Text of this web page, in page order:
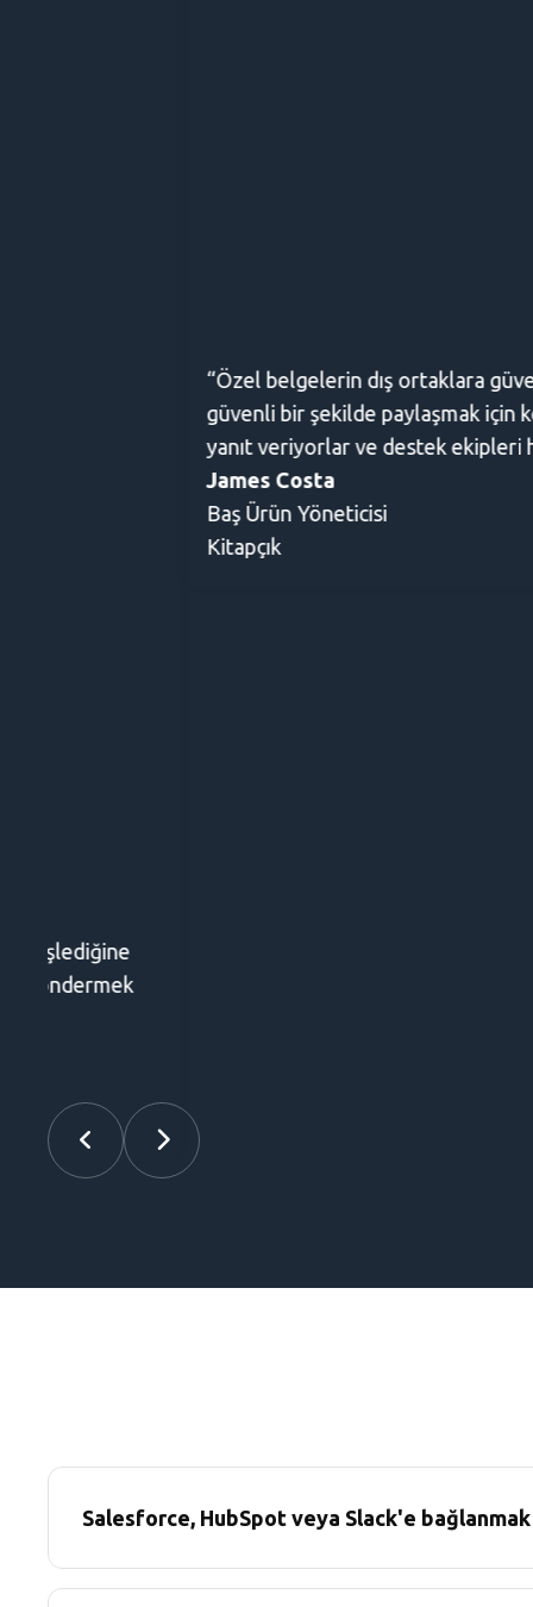
“Özel belgelerin dış ortaklara güvenli bir
güvenli bir şekilde paylaşmak için kendi
yanıt veriyorlar ve destek ekipleri her zaman
Baş Ürün Yöneticisi
Salesforce, HubSpot veya Slack'e